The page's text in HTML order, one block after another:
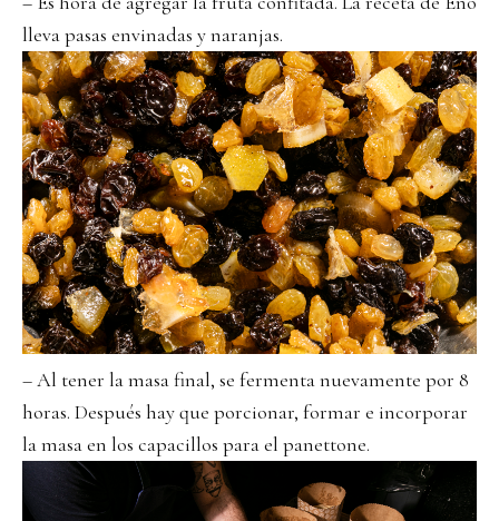
lleva pasas envinadas y naranjas.
– Al tener la masa final, se fermenta nuevamente por 8
horas. Después hay que porcionar, formar e incorporar
la masa en los capacillos para el panettone.